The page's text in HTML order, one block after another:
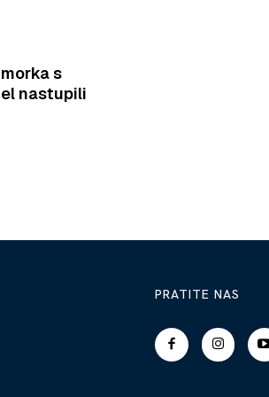
s
nastupili
PRATITE NAS